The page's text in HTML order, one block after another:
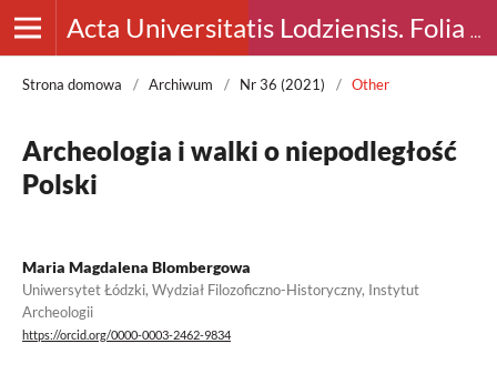
Acta Universitatis Lodziensis. Folia Archaeologica
Strona domowa / Archiwum / Nr 36 (2021) / Other
Archeologia i walki o niepodległość
Polski
Maria Magdalena Blombergowa
Uniwersytet Łódzki, Wydział Filozoficzno-Historyczny, Instytut
Archeologii
https://orcid.org/0000-0003-2462-9834